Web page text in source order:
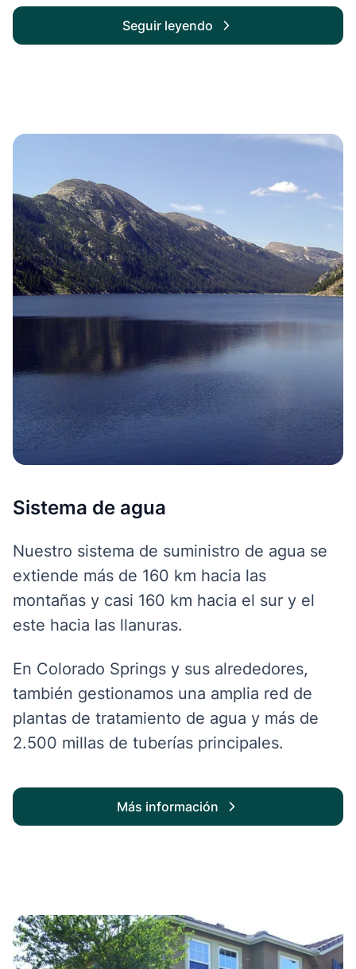
Seguir leyendo
Sistema de agua
Nuestro sistema de suministro de agua se
extiende más de 160 km hacia las
montañas y casi 160 km hacia el sur y el
este hacia las llanuras.
En Colorado Springs y sus alrededores,
también gestionamos una amplia red de
plantas de tratamiento de agua y más de
2.500 millas de tuberías principales.
Más información